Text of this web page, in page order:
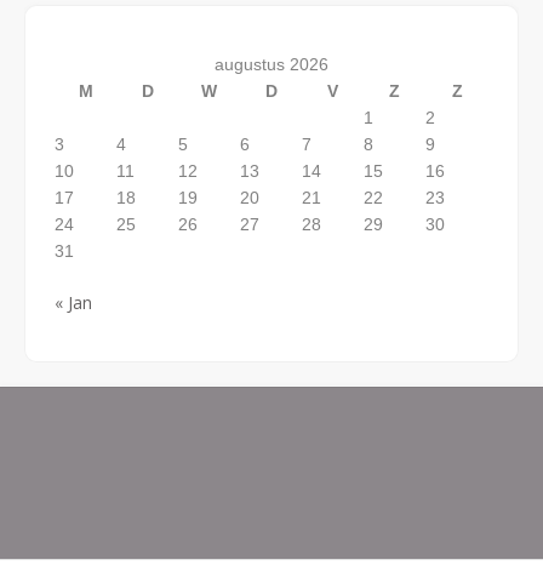
augustus 2026
M
D W D V Z
Z
1
2
3
4 5 6 7 8
9
10
11 12 13 14 15
16
17
18 19 20 21 22
23
24
25 26 27 28 29
30
31
« Jan